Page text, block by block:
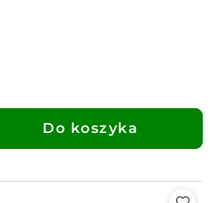
antykapacza
Do koszyka